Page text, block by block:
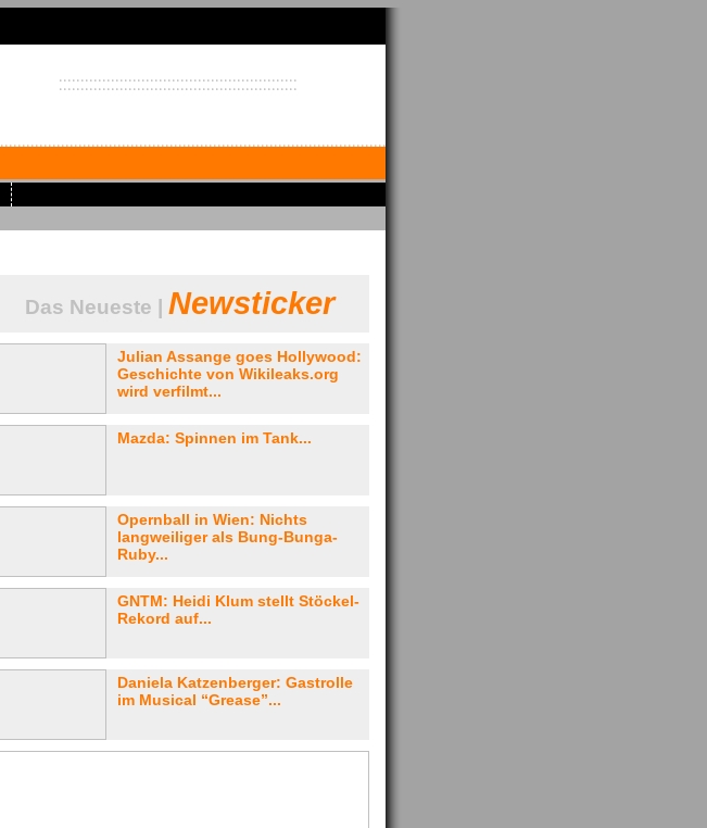
Das Neueste | Newsticker
Julian Assange goes Hollywood:
Geschichte von Wikileaks.org
wird verfilmt...
Mazda: Spinnen im Tank...
Opernball in Wien: Nichts
langweiliger als Bung-Bunga-
Ruby...
GNTM: Heidi Klum stellt Stöckel-
Rekord auf...
Daniela Katzenberger: Gastrolle
im Musical “Grease”...